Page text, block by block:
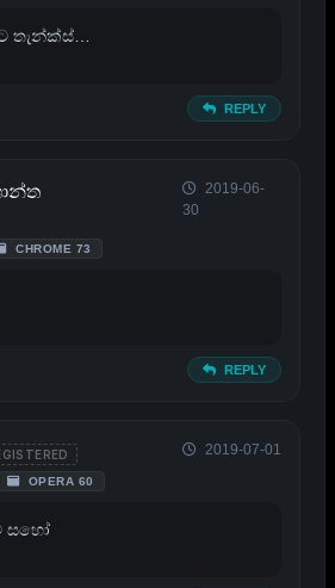
තැන්ක්ස්…
REPLY
CHROME 73
2019-06-
30
REPLY
OPERA 60
2019-07-01
සහෝ